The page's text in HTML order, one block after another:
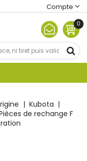
Compte
0
Kubota
de rechange F